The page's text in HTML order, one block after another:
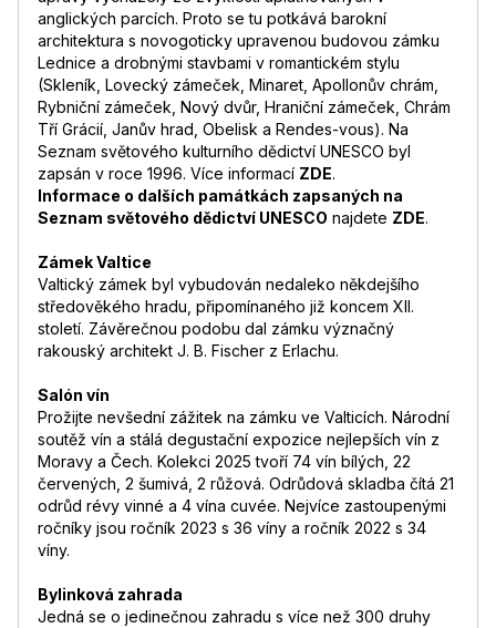
anglických parcích. Proto se tu potkává barokní
architektura s novogoticky upravenou budovou zámku
Lednice a drobnými stavbami v romantickém stylu
(Skleník, Lovecký zámeček, Minaret, Apollonův chrám,
Rybniční zámeček, Nový dvůr, Hraniční zámeček, Chrám
Tří Grácií, Janův hrad, Obelisk a Rendes-vous). Na
Seznam světového kulturního dědictví UNESCO byl
zapsán v roce 1996. Více informací ZDE.
Informace o dalších památkách zapsaných na
Seznam světového dědictví UNESCO najdete ZDE.
Zámek Valtice
Valtický zámek byl vybudován nedaleko někdejšího
středověkého hradu, připomínaného již koncem XII.
století. Závěrečnou podobu dal zámku význačný
rakouský architekt J. B. Fischer z Erlachu.
Salón vín
Prožijte nevšední zážitek na zámku ve Valticích. Národní
soutěž vín a stálá degustační expozice nejlepších vín z
Moravy a Čech. Kolekci 2025 tvoří 74 vín bílých, 22
červených, 2 šumivá, 2 růžová. Odrůdová skladba čítá 21
odrůd révy vinné a 4 vína cuvée. Nejvíce zastoupenými
ročníky jsou ročník 2023 s 36 víny a ročník 2022 s 34
víny.
Bylinková zahrada
Jedná se o jedinečnou zahradu s více než 300 druhy